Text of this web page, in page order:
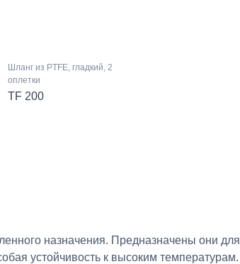
Шланг из PTFE, гладкий, 2
оплетки
TF 200
назначения. Предназначены они для
устойчивость к высоким температурам.